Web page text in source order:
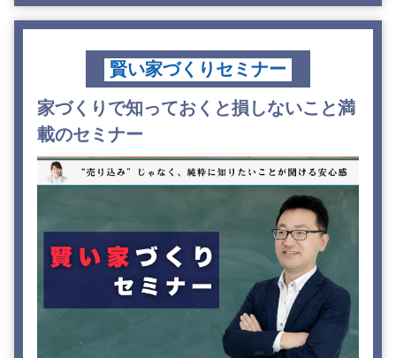
賢い家づくりセミナー
家づくりで知っておくと損しないこと満
載のセミナー